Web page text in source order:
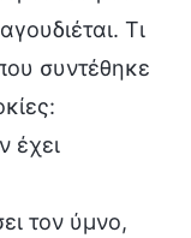
Τι
συντέθηκε
έχει
τον ύμνο,